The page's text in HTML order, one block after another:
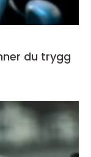
du trygg